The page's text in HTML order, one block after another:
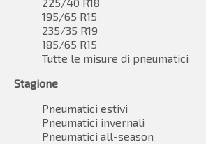
225/40 R18
195/65 R15
235/35 R19
185/65 R15
Tutte le misure di pneumatici
Stagione
Pneumatici estivi
Pneumatici invernali
Pneumatici all-season